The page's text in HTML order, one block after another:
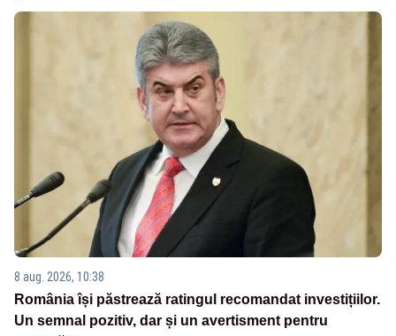
8 aug. 2026, 10:38
România își păstrează ratingul recomandat investițiilor.
Un semnal pozitiv, dar și un avertisment pentru